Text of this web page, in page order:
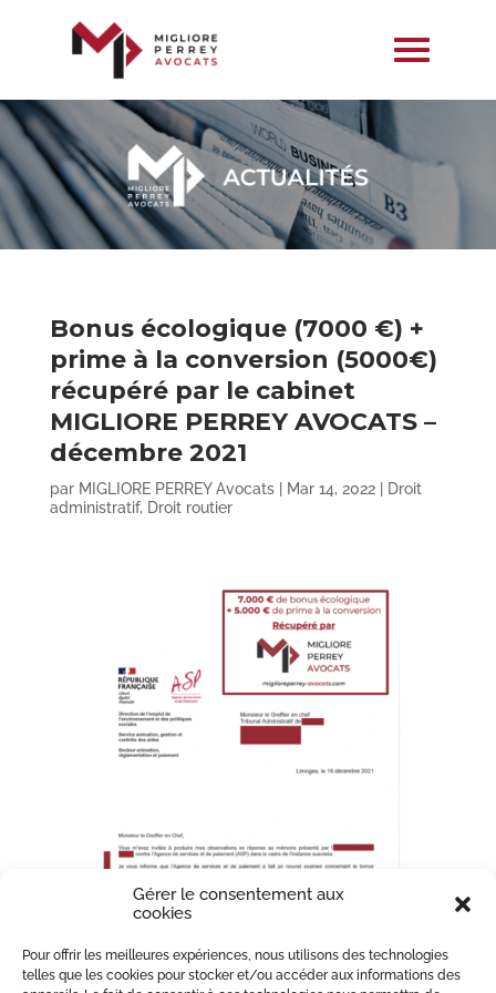
Gérer le consentement aux
cookies
Pour offrir les meilleures expériences, nous utilisons des technologies
telles que les cookies pour stocker et/ou accéder aux informations des
Bonus écologique (7000 €) +
prime à la conversion (5000€)
récupéré par le cabinet
MIGLIORE PERREY AVOCATS –
décembre 2021
par MIGLIORE PERREY Avocats| Mar 14, 2022|
Droit
administratif, Droit routier